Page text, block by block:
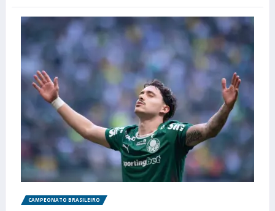
CAMPEONATO BRASILEIRO